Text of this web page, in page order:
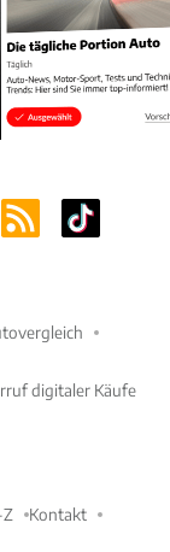
digitaler Käufe
Z Kontakt